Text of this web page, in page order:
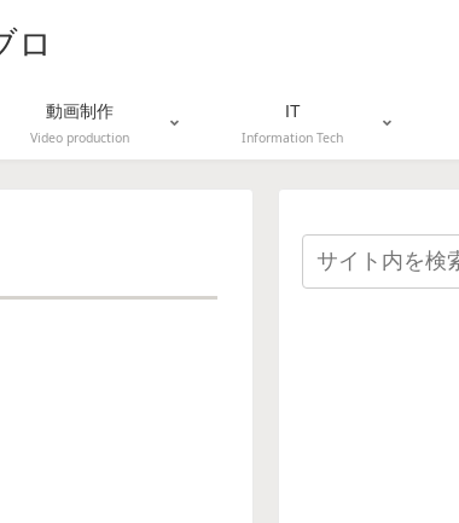
動画制作
Video production
IT
Information Tech